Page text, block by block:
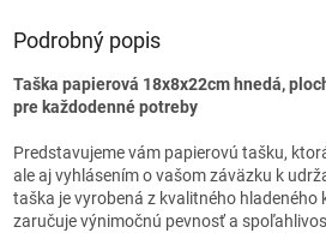
Podrobný popis
Taška papierová 18x8x22cm hnedá,
pre každodenné potreby
Predstavujeme vám papierovú tašku,
ale aj vyhlásením o vašom záväzku k
taška je vyrobená z kvalitného
zaručuje výnimočnú pevnosť a